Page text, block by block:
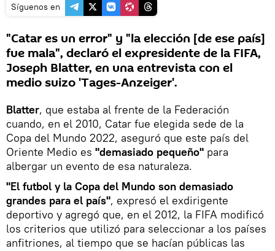
Síguenos en
"Catar es un error" y "la elección [de ese país]
fue mala", declaró el expresidente de la FIFA,
Joseph Blatter, en una entrevista con el
medio suizo 'Tages-Anzeiger'.
Blatter, que estaba al frente de la Federación
cuando, en el 2010, Catar fue elegida sede de la
Copa del Mundo 2022, aseguró que este país del
Oriente Medio es "demasiado pequeño" para
albergar un evento de esa naturaleza.
"El futbol y la Copa del Mundo son demasiado
grandes para el país", expresó el exdirigente
deportivo y agregó que, en el 2012, la FIFA modificó
los criterios que utilizó para seleccionar a los países
anfitriones, al tiempo que se hacían públicas las